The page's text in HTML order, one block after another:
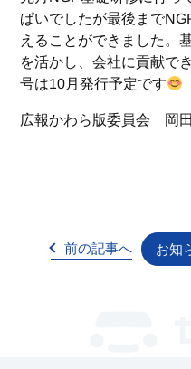
ぱいでしたが最後まで
えることができました。
を活かし、会社に貢献で
号は10月発行予定です
広報かわら版委員会 岡田
前の記事へ お知